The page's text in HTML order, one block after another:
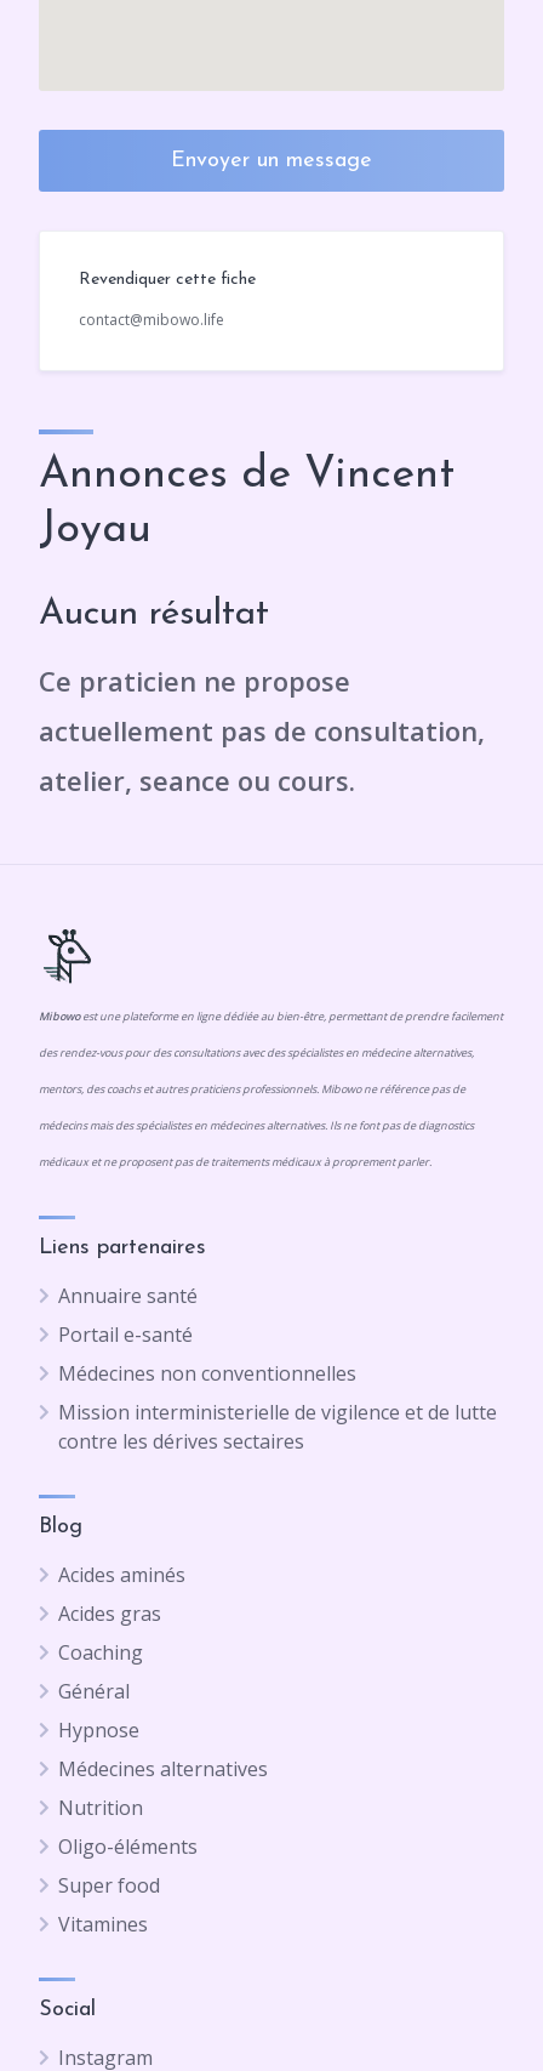
Envoyer un message
Revendiquer cette fiche
contact@mibowo.life
Annonces de Vincent
Joyau
Aucun résultat
Mibowoest une plateforme en ligne dédiée au bien-être, permettant de prendre facilement
des rendez-vous pour des consultations avec des spécialistes en médecine alternatives,
mentors, des coachs et autres praticiens professionnels. Mibowo ne référence pas de
médecins mais des spécialistes en médecines alternatives. Ils ne font pas de diagnostics
médicaux et ne proposent pas de traitements médicaux à proprement parler.
Liens partenaires
Annuaire santé
Portail e-santé
Médecines non conventionnelles
Mission interministerielle de vigilence et de lutte
contre les dérives sectaires
Blog
Acides aminés
Acides gras
Coaching
Général
Hypnose
Médecines alternatives
Nutrition
Oligo-éléments
Super food
Vitamines
Social
Instagram